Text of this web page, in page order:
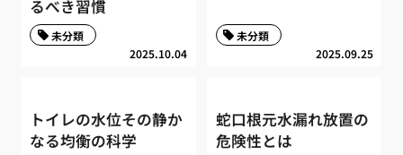
るべき習慣
2025.10.04
未分類
2025.09.25
未分類
トイレの水位その静か
なる均衡の科学
蛇口根元水漏れ放置の
危険性とは